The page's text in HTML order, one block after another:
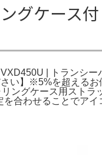
グケース
| トランシー
い】※5%を超える
ングケース用ストラ
合わせることでア